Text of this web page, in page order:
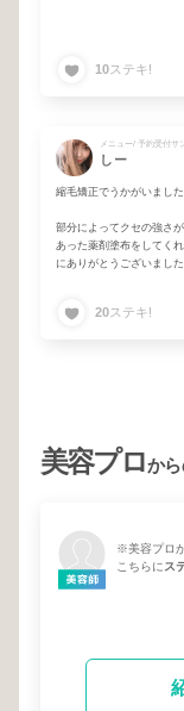
10ステキ!
しー
縮毛矯正でうかがいました
部分によってクセの強さ
あった薬剤塗布をしてく
にありがとうございました
した！
20ステキ!
美容プロか
※美容プロ
こちらにス